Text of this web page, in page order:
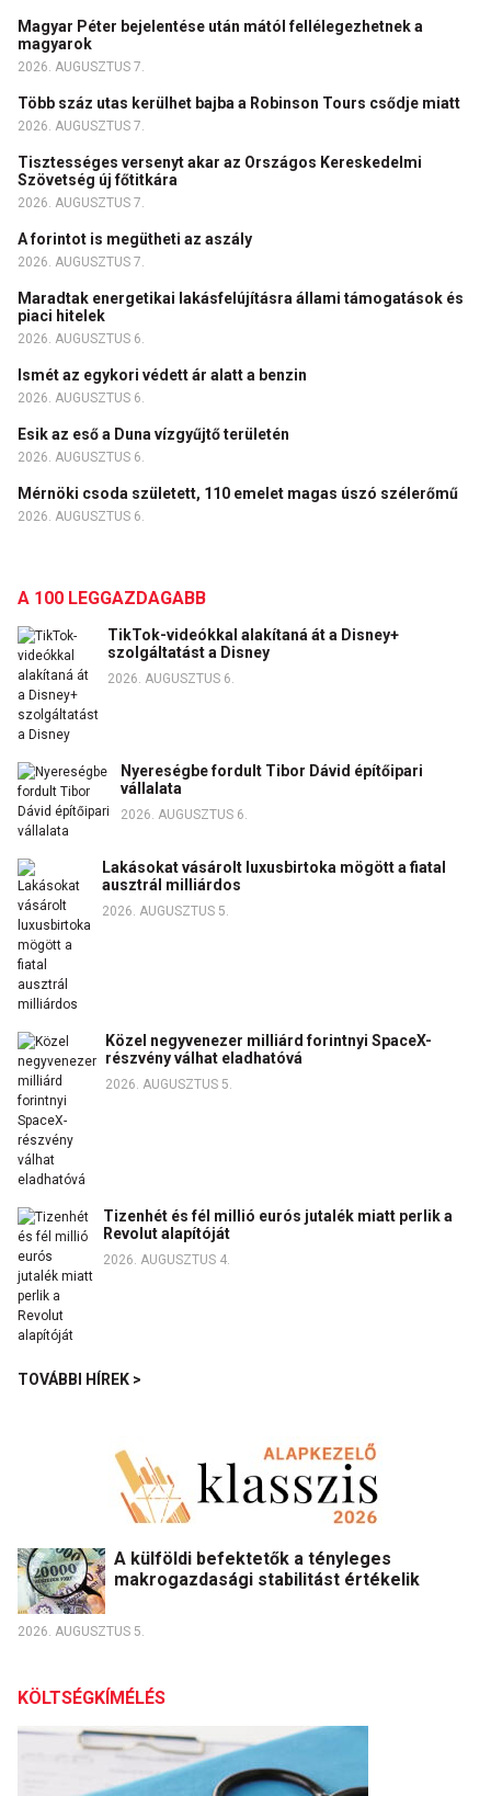
Magyar Péter bejelentése után mától fellélegezhetnek a
magyarok
2026. AUGUSZTUS 7.
Több száz utas kerülhet bajba a Robinson Tours csődje miatt
2026. AUGUSZTUS 7.
Tisztességes versenyt akar az Országos Kereskedelmi
Szövetség új főtitkára
2026. AUGUSZTUS 7.
A forintot is megütheti az aszály
2026. AUGUSZTUS 7.
Maradtak energetikai lakásfelújításra állami támogatások és
piaci hitelek
2026. AUGUSZTUS 6.
Ismét az egykori védett ár alatt a benzin
2026. AUGUSZTUS 6.
Esik az eső a Duna vízgyűjtő területén
2026. AUGUSZTUS 6.
Mérnöki csoda született, 110 emelet magas úszó szélerőmű
2026. AUGUSZTUS 6.
A 100 LEGGAZDAGABB
TikTok-videókkal alakítaná át a Disney+
szolgáltatást a Disney
2026. AUGUSZTUS 6.
Nyereségbe fordult Tibor Dávid építőipari
vállalata
2026. AUGUSZTUS 6.
Lakásokat vásárolt luxusbirtoka mögött a fiatal
ausztrál milliárdos
2026. AUGUSZTUS 5.
Közel negyvenezer milliárd forintnyi SpaceX-
részvény válhat eladhatóvá
2026. AUGUSZTUS 5.
Tizenhét és fél millió eurós jutalék miatt perlik a
Revolut alapítóját
2026. AUGUSZTUS 4.
TOVÁBBI HÍREK >
A külföldi befektetők a tényleges
makrogazdasági stabilitást értékelik
2026. AUGUSZTUS 5.
KÖLTSÉGKÍMÉLÉS